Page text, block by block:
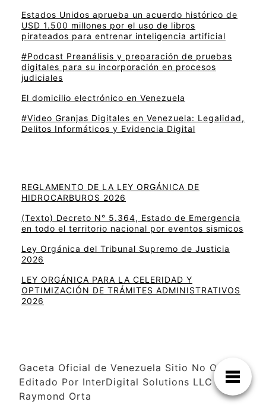
Estados Unidos aprueba un acuerdo histórico de
USD 1.500 millones por el uso de libros
pirateados para entrenar inteligencia artificial
#Podcast Preanálisis y preparación de pruebas
digitales para su incorporación en procesos
judiciales
El domicilio electrónico en Venezuela
#Video Granjas Digitales en Venezuela: Legalidad,
Delitos Informáticos y Evidencia Digital
REGLAMENTO DE LA LEY ORGÁNICA DE
HIDROCARBUROS 2026
(Texto) Decreto N° 5.364, Estado de Emergencia
en todo el territorio nacional por eventos sismicos
Ley Orgánica del Tribunal Supremo de Justicia
2026
LEY ORGÁNICA PARA LA CELERIDAD Y
OPTIMIZACIÓN DE TRÁMITES ADMINISTRATIVOS
2026
Gaceta Oficial de Venezuela Sitio No Oficial
Editado Por InterDigital Solutions LLC –
Raymond Orta